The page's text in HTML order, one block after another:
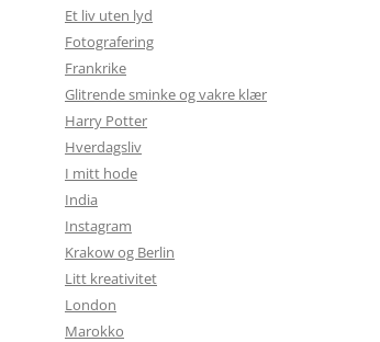
Et liv uten lyd
Fotografering
Frankrike
Glitrende sminke og vakre klær
Harry Potter
Hverdagsliv
I mitt hode
India
Instagram
Krakow og Berlin
Litt kreativitet
London
Marokko